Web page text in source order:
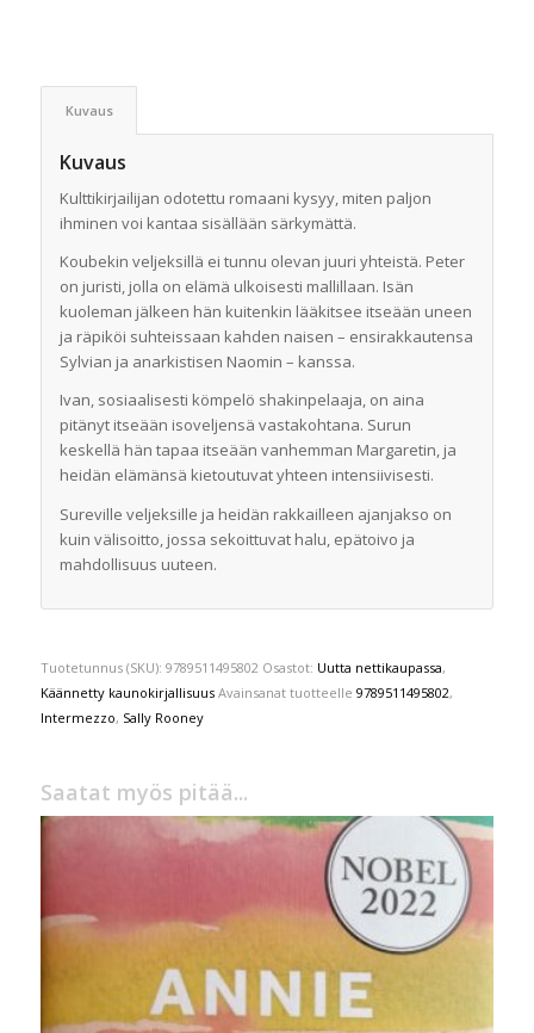
Kuvaus
Kuvaus
Kulttikirjailijan odotettu romaani kysyy, miten paljon
ihminen voi kantaa sisällään särkymättä.
Koubekin veljeksillä ei tunnu olevan juuri yhteistä. Peter
on juristi, jolla on elämä ulkoisesti mallillaan. Isän
kuoleman jälkeen hän kuitenkin lääkitsee itseään uneen
ja räpiköi suhteissaan kahden naisen – ensirakkautensa
Sylvian ja anarkistisen Naomin – kanssa.
Ivan, sosiaalisesti kömpelö shakinpelaaja, on aina
pitänyt itseään isoveljensä vastakohtana. Surun
keskellä hän tapaa itseään vanhemman Margaretin, ja
heidän elämänsä kietoutuvat yhteen intensiivisesti.
Sureville veljeksille ja heidän rakkailleen ajanjakso on
kuin välisoitto, jossa sekoittuvat halu, epätoivo ja
mahdollisuus uuteen.
Tuotetunnus (SKU): 9789511495802 Osastot: Uutta nettikaupassa,
Käännetty kaunokirjallisuus Avainsanat tuotteelle 9789511495802,
Intermezzo, Sally Rooney
Saatat myös pitää...